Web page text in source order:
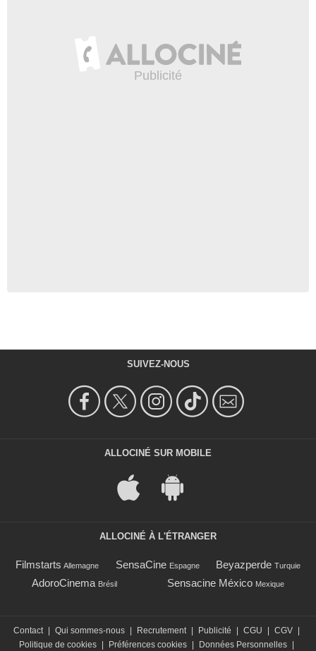
SUIVEZ-NOUS
ALLOCINÉ SUR MOBILE
ALLOCINÉ À L'ÉTRANGER
Filmstarts Allemagne SensaCine Espagne Beyazperde Turquie
AdoroCinema Brésil Sensacine México Mexique
Contact Qui sommes-nous Recrutement Publicité CGU CGV
Politique de cookies
Préférences cookies Données Personnelles